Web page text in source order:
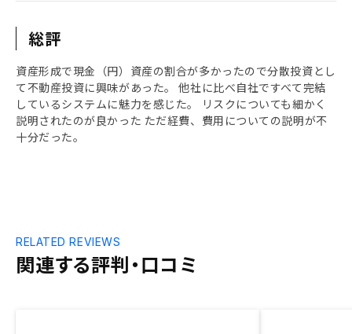
総評
資産形成で現金（円）資産の割合が多かったので分散投資とし
て不動産投資に興味があった。 他社に比べ自社ですべて完結
しているシステムに魅力を感じた。 リスクについても細かく
説明されたのが良かった ただ経費、費用についての説明が不
十分だった。
関連する評判・口コミ
RELATED REVIEWS